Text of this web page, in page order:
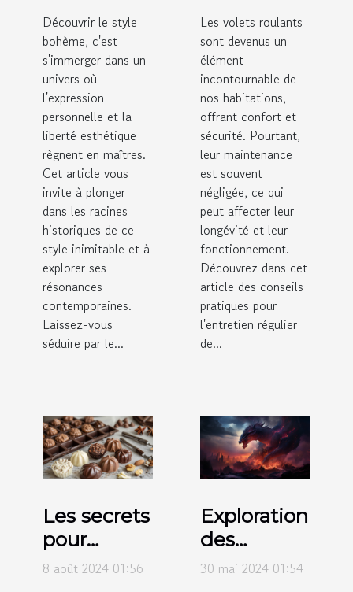
modernes
Découvrir le style
bohème, c'est
s'immerger dans un
univers où
l'expression
personnelle et la
liberté esthétique
règnent en maîtres.
Cet article vous
invite à plonger
dans les racines
historiques de ce
style inimitable et à
explorer ses
résonances
contemporaines.
Laissez-vous
séduire par le...
des volets
roulants
Les volets roulants
sont devenus un
élément
incontournable de
nos habitations,
offrant confort et
sécurité. Pourtant,
leur maintenance
est souvent
négligée, ce qui
peut affecter leur
longévité et leur
fonctionnement.
Découvrez dans cet
article des conseils
pratiques pour
l'entretien régulier
de...
Les secrets
pour
réussir le
8 août 2024 01:56
Exploration
des
tendances
30 mai 2024 01:54